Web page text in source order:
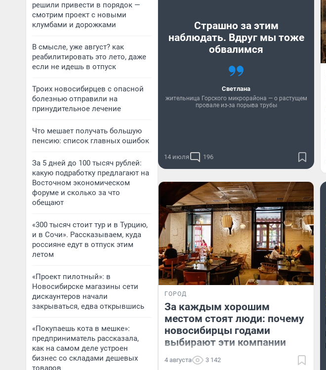
решили привести в порядок —
смотрим проект с новыми
клумбами и дорожками
В смысле, уже август? как
реабилитировать это лето, даже
если не идешь в отпуск
Троих новосибирцев с опасной
болезнью отправили на
принудительное лечение
Что мешает получать большую
пенсию: список главных ошибок
За 5 дней до 100 тысяч рублей:
какую подработку предлагают на
Восточном экономическом
форуме и сколько за что
обещают
«300 тысяч стоит тур и в Турцию,
и в Сочи». Рассказываем, куда
россияне едут в отпуск этим
летом
«Проект пилотный»: в
Новосибирске магазины сети
дискаунтеров начали
закрываться, едва открывшись
«Покупаешь кота в мешке»:
предприниматель рассказала,
как на самом деле устроен
бизнес со складами дешевых
товаров
Страшно за этим
наблюдать. Вдруг мы тоже
обвалимся
Светлана
жительница Горского микрорайона — о растущем
провале из-за порыва трубы
14 июля 196
ГОРОД
За каждым хорошим
местом стоят люди: почему
новосибирцы годами
выбирают эти компании
4 августа 3 142